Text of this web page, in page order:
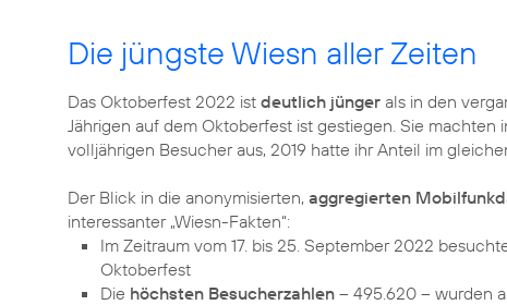
Die jüngste Wiesn aller Zeiten
Das Oktoberfest 2022 ist deutlich jünger als in den
Jährigen auf dem Oktoberfest ist gestiegen. Sie machten
volljährigen Besucher aus, 2019 hatte ihr Anteil im
Der Blick in die anonymisierten, aggregierten
Im Zeitraum vom 17. bis 25. September 2022
Oktoberfest
Die höchsten Besucherzahlen – 495.620 – wurden